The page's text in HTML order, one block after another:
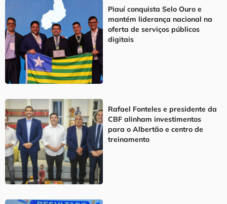
Piauí conquista Selo Ouro e
mantém liderança nacional na
oferta de serviços públicos
digitais
Rafael Fonteles e presidente da
CBF alinham investimentos
para o Albertão e centro de
treinamento